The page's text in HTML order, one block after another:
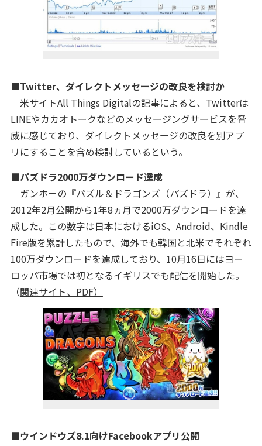
■Twitter、ダイレクトメッセージの改良を検討か
米サイトAll Things Digitalの記事によると、Twitterは
LINEやカカオトークなどのメッセージングサービスを脅
威に感じており、ダイレクトメッセージの改良を別アプ
リにすることを含め検討しているという。
■パズドラ2000万ダウンロード達成
ガンホーの『パズル＆ドラゴンズ（パズドラ）』が、
2012年2月公開から1年8ヵ月で2000万ダウンロードを達
成した。この数字は日本におけるiOS、Android、Kindle
Fire版を累計したもので、海外でも韓国と北米でそれぞれ
100万ダウンロードを達成しており、10月16日にはヨー
ロッパ市場では初となるイギリスでも配信を開始した。
（関連サイト、PDF）
■ウインドウズ8.1向けFacebookアプリ公開